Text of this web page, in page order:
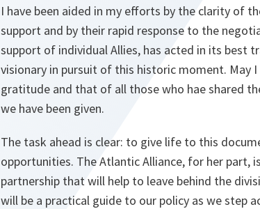
I have been aided in my efforts by the clarity of
support and by their rapid response to the
support of individual Allies, has acted in its best
visionary in pursuit of this historic moment. May
gratitude and that of all those who hae shared
we have been given.
The task ahead is clear: to give life to this
opportunities. The Atlantic Alliance, for her part,
partnership that will help to leave behind the
will be a practical guide to our policy as we step